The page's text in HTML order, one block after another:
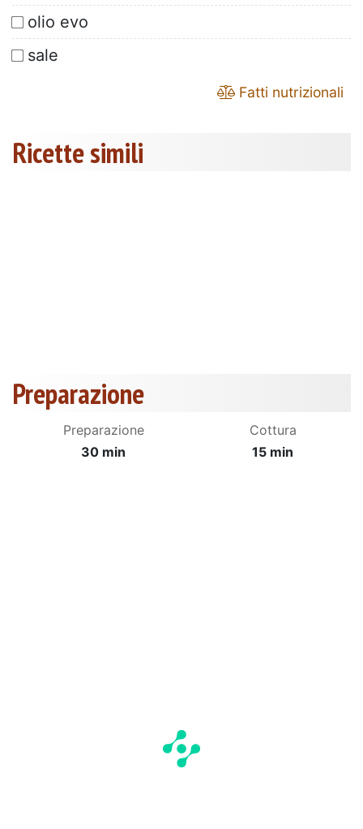
olio evo
sale
Fatti nutrizionali
Ricette simili
Preparazione
Preparazione
30 min
Cottura
15 min